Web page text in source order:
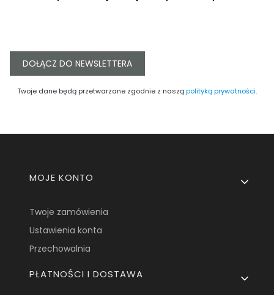
DOŁĄCZ DO NEWSLETTERA
Twoje dane będą przetwarzane zgodnie z nasząpolityką prywatności.
Linki w stopce
MOJE KONTO
Twoje zamówienia
Ustawienia konta
Przechowalnia
PŁATNOŚCI I DOSTAWA